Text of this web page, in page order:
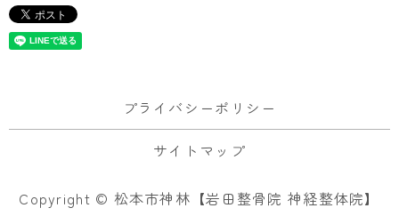
プライバシーポリシー
サイトマップ
Copyright © 松本市神林【岩田整骨院 神経整体院】